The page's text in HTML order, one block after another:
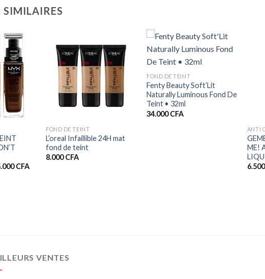
SIMILAIRES
CFAPlage
FOND DE TEINT
L’oreal Infaillible 24H mat
fond de teint
8.000CFA
+
FOND DE TEINT
Fenty Beauty Soft’Lit
Naturally Luminous Fond De
Teint • 32ml
34.000CFA
ANTI
ME!
6.500
VENTES